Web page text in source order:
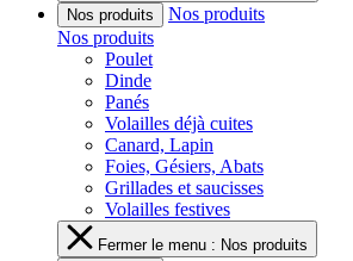
Nos produits
Nos produits
Nos produits
Poulet
Dinde
Panés
Volailles déjà cuites
Canard, Lapin
Foies, Gésiers, Abats
Grillades et saucisses
Volailles festives
Fermer le menu : Nos produits